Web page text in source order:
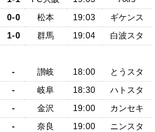
0-0 松本 19:03
ギケンス
1-0 群馬 19:04
白波スタ
- 讃岐 18:00
とうスタ
- 岐阜 18:30
ハトスタ
- 金沢 19:00
カンセキ
- 奈良 19:00
ニンスタ